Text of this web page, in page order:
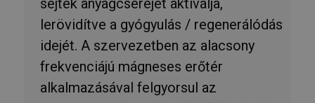
lerövidítve a gyógyulás / regenerálódás
idejét. A szervezetben az alacsony
frekvenciájú mágneses erőtér
alkalmazásával felgyorsul az